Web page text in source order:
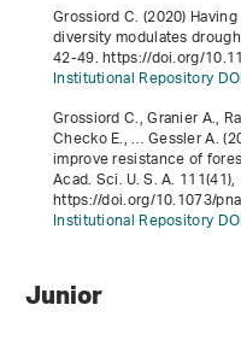
Grossiord C. (2020)
diversity modulates
42-49. https://doi.org/
Institutional Repository
Grossiord C., Granier A.,
Checko E., … Gessler A.
improve resistance of
Acad. Sci. U. S. A. 111
https://doi.org/10.1073/
Institutional Repository
Junior